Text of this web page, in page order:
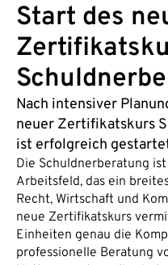
Start des
Nach intensiver
neuer Zertifikatskurs
ist erfolgreich
Die Schuldnerberatung
Arbeitsfeld, das ein
Recht, Wirtschaft und
neue Zertifikatskurs
Einheiten genau die
professionelle Beratung